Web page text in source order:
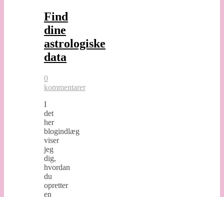
Find
dine
astrologiske
data
0
kommentarer
I
det
her
blogindlæg
viser
jeg
dig,
hvordan
du
opretter
en